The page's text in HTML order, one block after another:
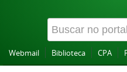
Webmail Biblioteca CPA